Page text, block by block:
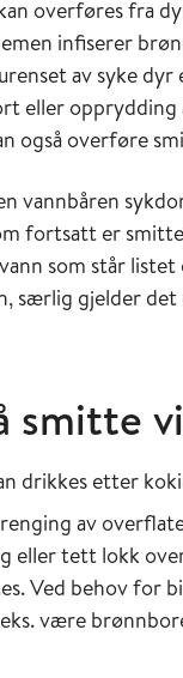
overføres fra
infiserer
av syke
eller
også overføre
vannbåren
fortsatt er
som står
særlig gjelder
smitte
drikkes etter
av
eller tett lokk
Ved behov for
være